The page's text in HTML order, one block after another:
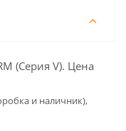
(Серия V). Цена
и наличник),